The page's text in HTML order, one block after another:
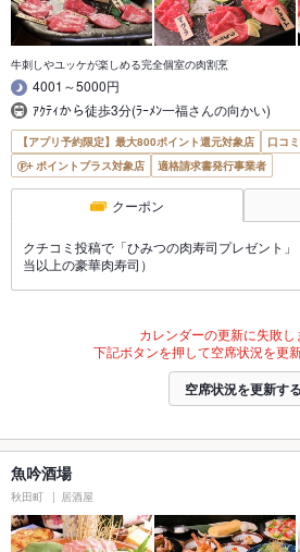
牛刺しやユッケが楽しめる完全個室の肉割烹
4001～5000円
ｱｸﾃｨから徒歩3分(ﾗｰﾒﾝ一福さんの向かい)
【アプリ予約限定】最大800ポイント還元対象店
口コ
ポイントプラス対象店
適格請求書発行事業者
クーポン
クチコミ投稿で「ひみつの肉寿司プレゼント
当以上の豪華肉寿司）
カレンダーの更新に失敗し
下記ボタンを押して空席状況を更
空席状況を更新する
魚吟酒場
秋田町 居酒屋